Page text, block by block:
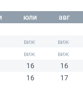
юли авг
16 16
16 17